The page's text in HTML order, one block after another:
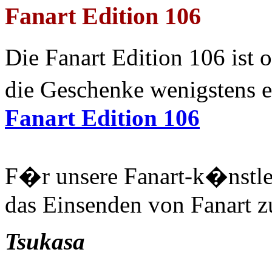
Fanart Edition 106
Die Fanart Edition 106 ist
die Geschenke
Fanart Edition 106
F�r unsere Fanart-
das Einsenden von Fanart
Tsukasa